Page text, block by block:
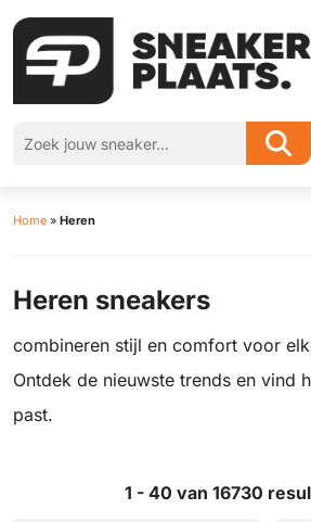
Home » Heren
Heren sneakers
combineren stijl en comfort voor
Ontdek de nieuwste trends en vind
past.
1 - 40 van 16730